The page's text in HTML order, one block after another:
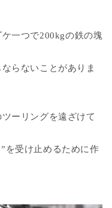
一つで200kgの鉄の塊
らないことがありま
ーリングを遠ざけて
を受け止めるために作